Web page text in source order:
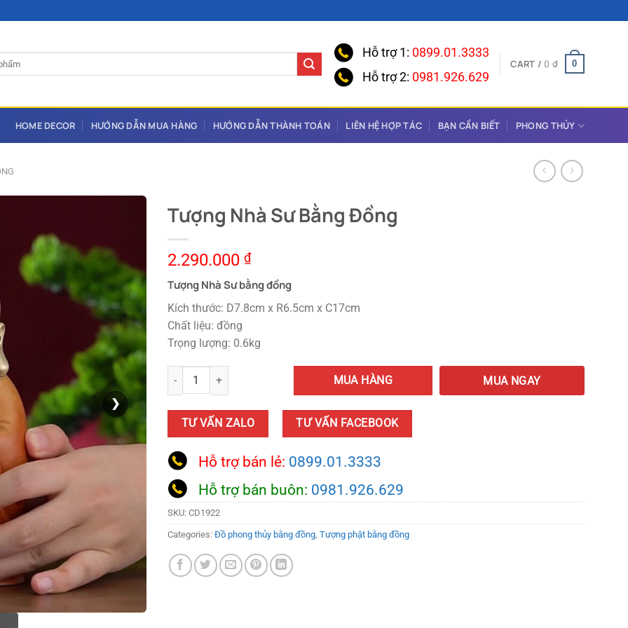
Hỗ trợ 1: 0899.01.3333
Hỗ trợ 2: 0981.926.629
CART / 0 ₫ 0
HOME DECOR HƯỚNG DẪN MUA HÀNG HƯỚNG DẪN THÀNH TOÁN LIÊN HỆ HỢP TÁC BẠN CẦN BIẾT PHONG THỦY
❯
Tượng Nhà Sư Bằng Đồng
2.290.000 ₫
Tượng Nhà Sư bằng đồng
Kích thước: D7.8cm x R6.5cm x C17cm
Chất liệu: đồng
Trọng lượng: 0.6kg
Tượng Nhà Sư Bằng Đồng quantity
MUA HÀNG MUA NGAY
TƯ VẤN ZALO TƯ VẤN FACEBOOK
Hỗ trợ bán lẻ: 0899.01.3333
Hỗ trợ bán buôn: 0981.926.629
SKU: CD1922
Categories: Đồ phong thủy bằng đồng Tượng phật bằng đồng